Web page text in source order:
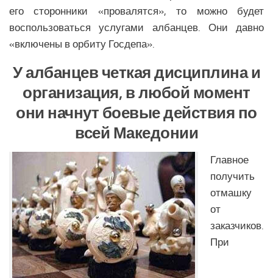
Общество Северной Америки
Экономика Северной Америки
АФРИКА
Аналитика Африки
Вооружение Африки
История Африки
Политика Африки
Религия в Африке
Экономика Африки
Климат Африки
Наука Африки
Медицина Африки
Образование Африки
его сторонники «провалятся», то можно будет
воспользоваться услугами албанцев. Они давно
«включены в орбиту Госдепа».
У албанцев четкая дисциплина и
организация, в любой момент
они начнут боевые действия по
всей Македонии
Главное
получить
отмашку
от
заказчиков.
При